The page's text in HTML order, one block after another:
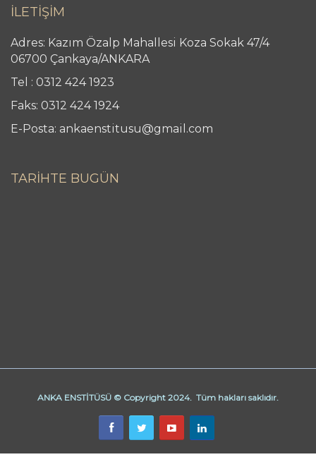
İLETİŞİM
Adres: Kazım Özalp Mahallesi Koza Sokak 47/4
06700 Çankaya/ANKARA
Tel : 0312 424 1923
Faks: 0312 424 1924
E-Posta: ankaenstitusu@gmail.com
TARİHTE BUGÜN
ANKA ENSTİTÜSÜ © Copyright 2024. Tüm hakları saklıdır.